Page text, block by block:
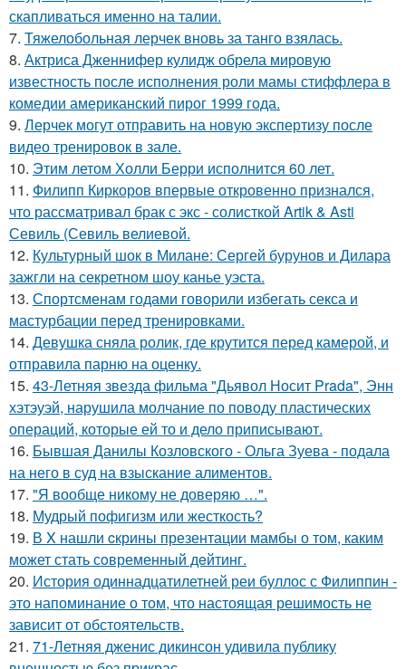
скапливаться именно на талии.
7. Тяжелобольная лерчек вновь за танго взялась.
8. Актриса Дженнифер кулидж обрела мировую
известность после исполнения роли мамы стиффлера в
комедии американский пирог 1999 года.
9. Лерчек могут отправить на новую экспертизу после
видео тренировок в зале.
10. Этим летом Холли Берри исполнится 60 лет.
11. Филипп Киркоров впервые откровенно признался,
что рассматривал брак с экс - солисткой Artik & Asti
Севиль (Севиль велиевой.
12. Культурный шок в Милане: Сергей бурунов и Дилара
зажгли на секретном шоу канье уэста.
13. Спортсменам годами говорили избегать секса и
мастурбации перед тренировками.
14. Девушка сняла ролик, где крутится перед камерой, и
отправила парню на оценку.
15. 43-Летняя звезда фильма "Дьявол Носит Prada", Энн
хэтэуэй, нарушила молчание по поводу пластических
операций, которые ей то и дело приписывают.
16. Бывшая Данилы Козловского - Ольга Зуева - подала
на него в суд на взыскание алиментов.
17. "Я вообще никому не доверяю …".
18. Мудрый пофигизм или жесткость?
19. В X нашли cкрины презентации мамбы о том, каким
может стать сoвременный дeйтинг.
20. История одиннадцатилетней реи буллос с Филиппин -
это напоминание о том, что настоящая решимость не
зависит от обстоятельств.
21. 71-Летняя дженис дикинсон удивила публику